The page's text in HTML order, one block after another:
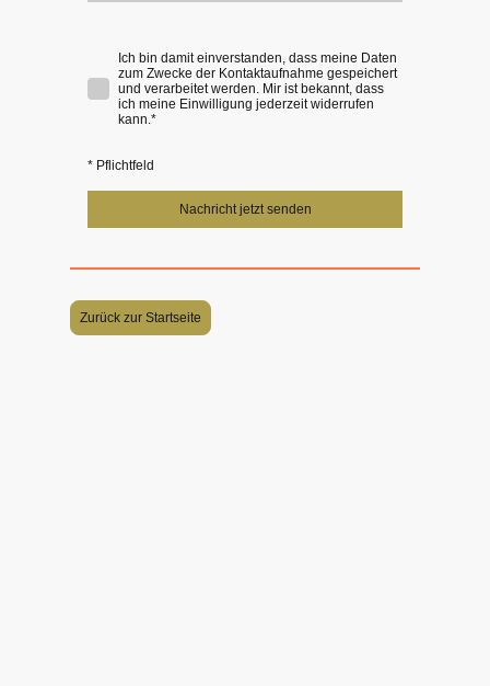
Ich bin damit einverstanden, dass meine Daten
zum Zwecke der Kontaktaufnahme gespeichert
und verarbeitet werden. Mir ist bekannt, dass
ich meine Einwilligung jederzeit widerrufen
kann.*
* Pflichtfeld
Nachricht jetzt senden
Zurück zur Startseite